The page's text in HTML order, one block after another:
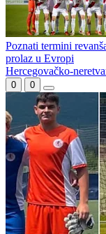
Bilbija pred revanš sa
prolaz”
Superkup BiH pod
obaveza vjerovatno